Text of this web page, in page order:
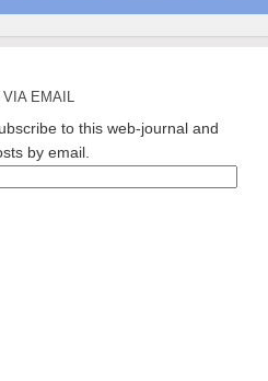
EMAIL
to this web-journal and
by email.